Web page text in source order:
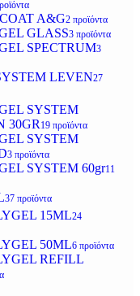
A&G2 προϊόντα
GLASS3 προϊόντα
SPECTRUM3
LEVEN27
SYSTEM
30GR 19 προϊόντα
SYSTEM
3 προϊόντα
SYSTEM 60gr11
37 προϊόντα
15ML24
50ML6 προϊόντα
REFILL